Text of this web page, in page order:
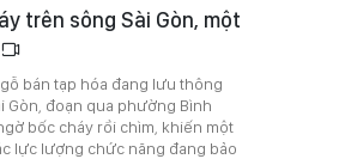
trên sông Sài Gòn, một
bán tạp hóa đang lưu thông
Gòn, đoạn qua phường Bình
bốc cháy rồi chìm, khiến một
lực lượng chức năng đang bảo